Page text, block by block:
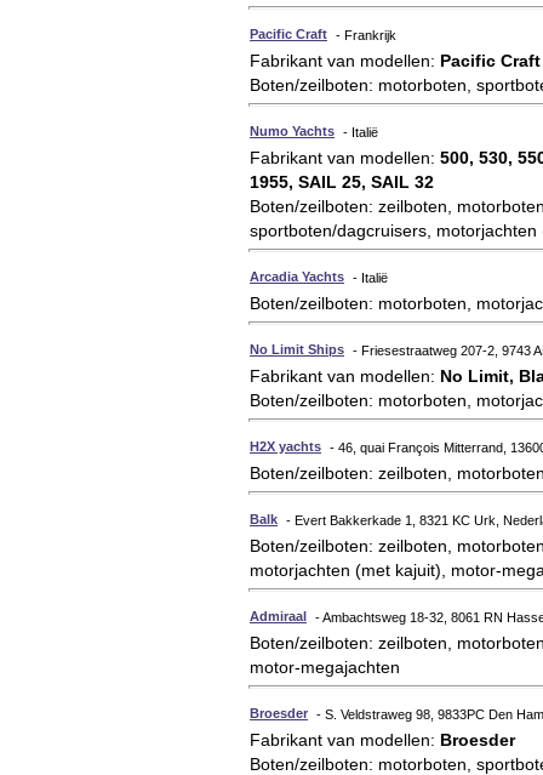
Pacific Craft - Frankrijk
Fabrikant van modellen: Pacific Craft
Boten/zeilboten: motorboten,
Numo Yachts - Italië
Fabrikant van modellen: 500, 530,
1955, SAIL 25, SAIL 32
Boten/zeilboten: zeilboten,
sportboten/dagcruisers, motorjachten
Arcadia Yachts - Italië
Boten/zeilboten: motorboten,
No Limit Ships - Friesestraatweg 207-2, 9743
Fabrikant van modellen: No Limit,
Boten/zeilboten: motorboten,
H2X yachts - 46, quai François Mitterrand,
Boten/zeilboten: zeilboten,
Balk - Evert Bakkerkade 1, 8321 KC Urk,
Boten/zeilboten: zeilboten,
motorjachten (met kajuit), motor-
Admiraal - Ambachtsweg 18-32, 8061 RN
Boten/zeilboten: zeilboten,
motor-megajachten
Broesder - S. Veldstraweg 98, 9833PC Den
Fabrikant van modellen: Broesder
Boten/zeilboten: motorboten,